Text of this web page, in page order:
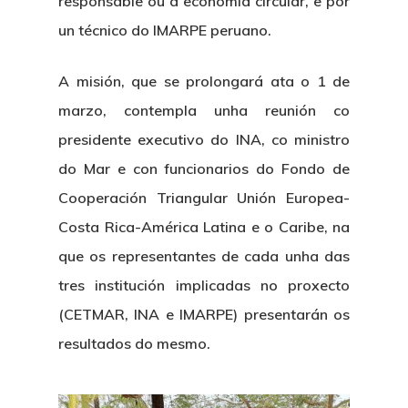
un técnico do IMARPE peruano.
A misión, que se prolongará ata o 1 de
marzo, contempla unha reunión co
presidente executivo do INA, co ministro
do Mar e con funcionarios do Fondo de
Cooperación Triangular Unión Europea-
Costa Rica-América Latina e o Caribe, na
que os representantes de cada unha das
tres institución implicadas no proxecto
(CETMAR, INA e IMARPE) presentarán os
resultados do mesmo.
Nós
Organización
Directorio De Persoal
Padroado
Identidade Corporativa
Novidades
Novidades
Proxectos
Publicacións